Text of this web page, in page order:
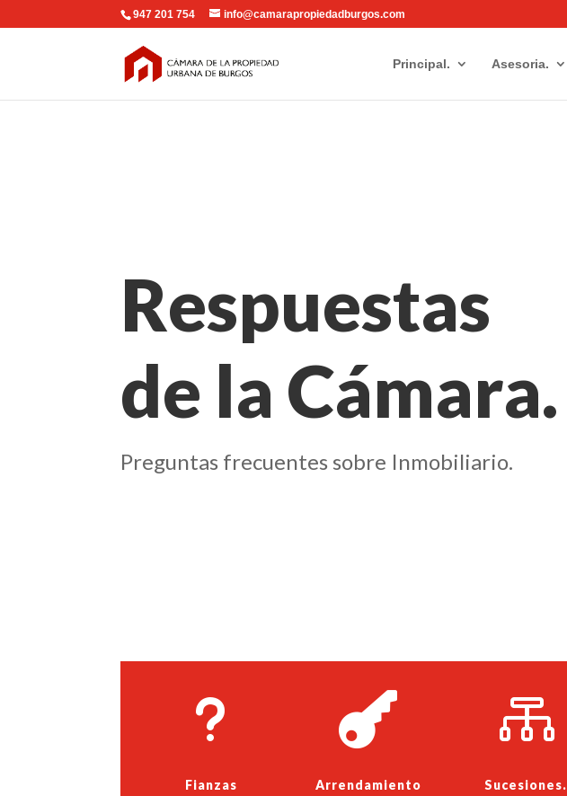
947 201 754 info@camarapropiedadburgos.com
Principal. Asesoria.
Respuestas
de la Cámara.
Preguntas frecuentes sobre Inmobiliario.
u
Fianzas

Arrendamiento

Sucesiones.